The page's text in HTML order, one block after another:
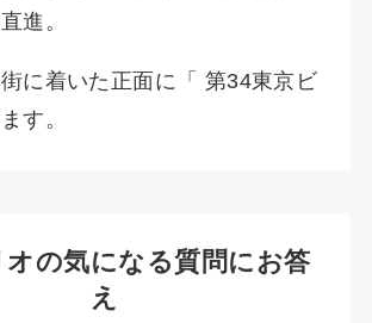
進。
に着いた正面に「 第34東京ビ
す。
オの気になる質問にお答
え